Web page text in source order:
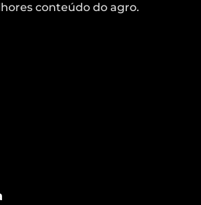
conteúdo do agro.